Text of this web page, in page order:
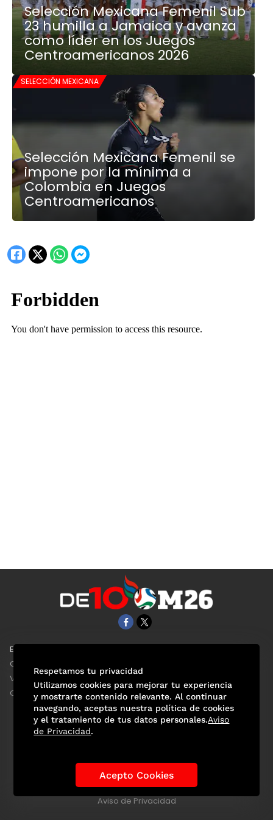
Selección Mexicana Femenil Sub
23 humilla a Jamaica y avanza
como líder en los Juegos
Centroamericanos 2026
SELECCIÓN MEXICANA
Selección Mexicana Femenil se
impone por la mínima a
Colombia en Juegos
Centroamericanos
EL UNIVERSAL
Clase
ViveUSA
Confabulario
Historia de los Mundiales Lo viral Anécdotas Mundialistas
Las Figuras Tendencias Directorio
Aviso de Privacidad
Respetamos tu privacidad
Utilizamos cookies para mejorar tu experiencia
y mostrarte contenido relevante. Al continuar
navegando, aceptas nuestra política de cookies
y el tratamiento de tus datos personales.Aviso
de Privacidad.
Acepto Cookies